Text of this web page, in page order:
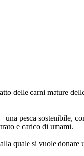
delle carni mature
pesca sostenibile,
e carico di umami.
quale si vuole donare